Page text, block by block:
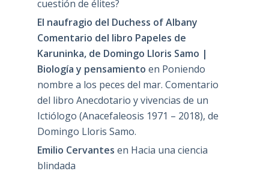
cuestión de élites?
El naufragio del Duchess of Albany
Comentario del libro Papeles de
Karuninka, de Domingo Lloris Samo |
Biología y pensamiento en Poniendo
nombre a los peces del mar. Comentario
del libro Anecdotario y vivencias de un
Ictiólogo (Anacefaleosis 1971 – 2018), de
Domingo Lloris Samo.
Emilio Cervantes en Hacia una ciencia
blindada